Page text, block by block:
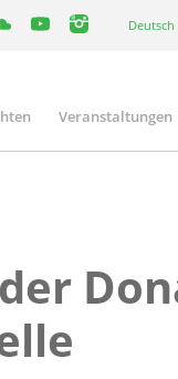
Deutsch
Veranstaltungen